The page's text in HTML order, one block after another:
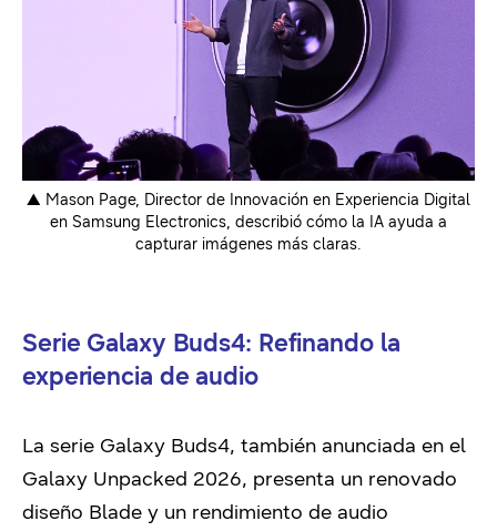
▲ Mason Page, Director de Innovación en Experiencia Digital
en Samsung Electronics, describió cómo la IA ayuda a
capturar imágenes más claras.
Serie Galaxy Buds4: Refinando la
experiencia de audio
La serie Galaxy Buds4, también anunciada en el
Galaxy Unpacked 2026, presenta un renovado
diseño Blade y un rendimiento de audio